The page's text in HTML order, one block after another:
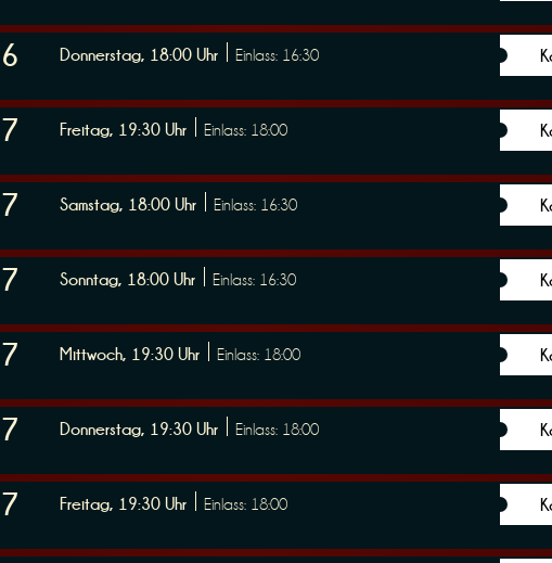
Donnerstag, 18:00 Uhr Einlass: 16:30
Freitag, 19:30 Uhr Einlass: 18:00
Samstag, 18:00 Uhr Einlass: 16:30
Sonntag, 18:00 Uhr Einlass: 16:30
Mittwoch, 19:30 Uhr Einlass: 18:00
Donnerstag, 19:30 Uhr Einlass: 18:00
Freitag, 19:30 Uhr Einlass: 18:00